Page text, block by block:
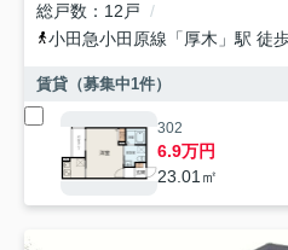
総戸数
12戸
小田急小田原線 「厚木 」駅 徒
賃貸（募集中1件）
302
6.9万円
23.01㎡